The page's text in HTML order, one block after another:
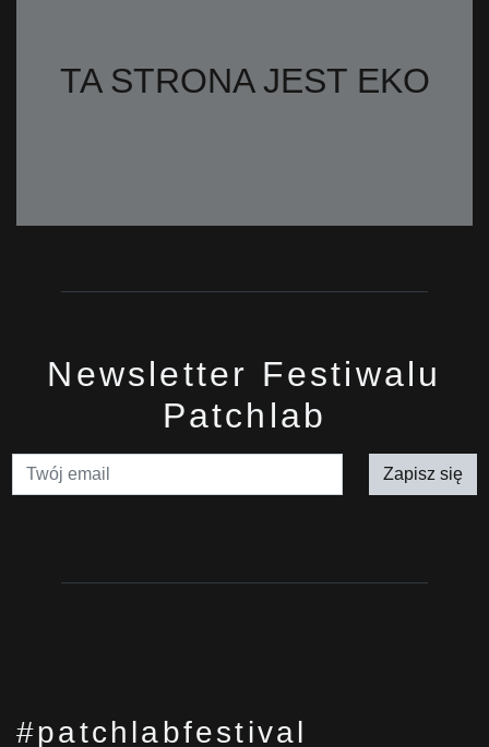
TA STRONA JEST EKO
Newsletter Festiwalu
Patchlab
Zapisz się
#patchlabfestival